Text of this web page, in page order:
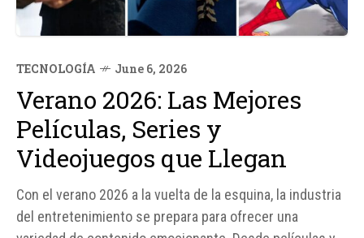
TECNOLOGÍA June 6, 2026
Verano 2026: Las Mejores
Películas, Series y
Videojuegos que Llegan
Con el verano 2026 a la vuelta de la esquina, la industria
del entretenimiento se prepara para ofrecer una